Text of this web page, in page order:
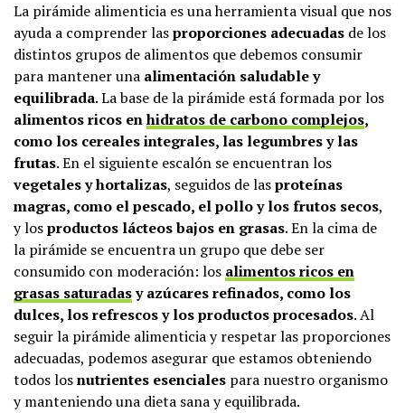
La pirámide alimenticia es una herramienta visual que nos
ayuda a comprender lasproporciones adecuadas de los
distintos grupos de alimentos que debemos consumir
para mantener una alimentación saludable y
equilibrada. La base de la pirámide está formada por los
alimentos ricos enhidratos de carbono complejos,
como los cereales integrales, las legumbres y las
frutas. En el siguiente escalón se encuentran los
vegetales y hortalizas, seguidos de lasproteínas
magras, como el pescado, el pollo y los frutos secos,
y losproductos lácteos bajos en grasas. En la cima de
la pirámide se encuentra un grupo que debe ser
consumido con moderación: los alimentos ricos en
grasas saturadasy azúcares refinados, como los
dulces, los refrescos y los productos procesados. Al
seguir la pirámide alimenticia y respetar las proporciones
adecuadas, podemos asegurar que estamos obteniendo
todos losnutrientes esenciales para nuestro organismo
y manteniendo una dieta sana y equilibrada.